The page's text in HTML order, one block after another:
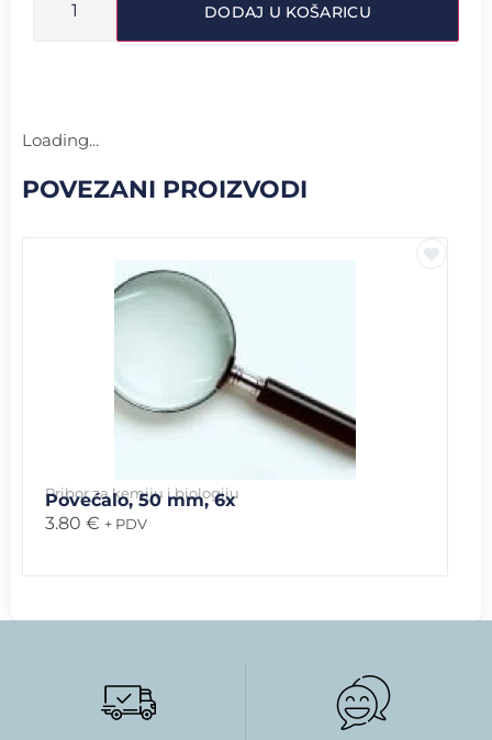
DODAJ U KOŠARICU
Loading...
POVEZANI PROIZVODI
Pribor za kemiju i biologiju
Povećalo, 50 mm, 6x
3.80 € + PDV